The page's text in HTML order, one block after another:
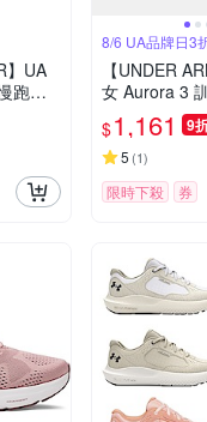
】UA
跑鞋
8/6 UA品牌日3
【UNDER
女 Aurora 3
60-100
$1,161 9
5 (1)
限時下殺 券